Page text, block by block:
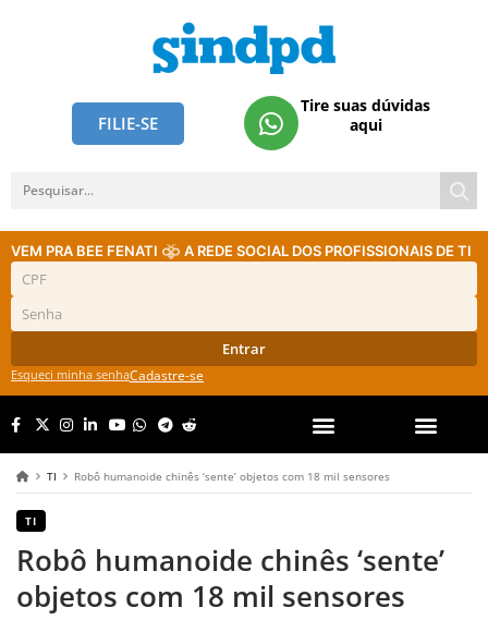
FILIE-SE
Tire suas dúvidas
aqui
VEM PRA BEE FENATI A REDE SOCIAL DOS PROFISSIONAIS DE TI
Entrar
Esqueci minha senhaCadastre-se
TI Robô humanoide chinês ‘sente’ objetos com 18 mil sensores
TI
Robô humanoide chinês ‘sente’
objetos com 18 mil sensores